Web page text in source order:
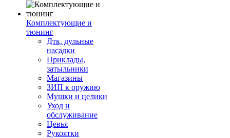
Комплектующие и
тюнинг
Дтк, дульные
насадки
Приклады,
затыльники
Магазины
ЗИП к оружию
Мушки и целики
Уход и
обслуживание
Цевья
Рукоятки